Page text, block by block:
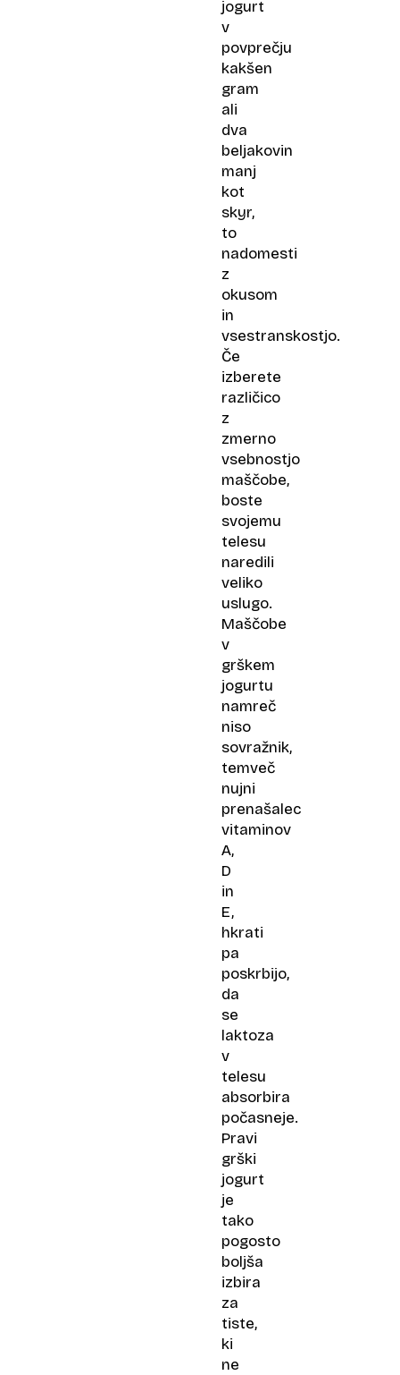
jogurt
v
povprečju
kakšen
gram
ali
dva
beljakovin
manj
kot
skyr,
to
nadomesti
z
okusom
in
vsestranskostjo.
Če
izberete
različico
z
zmerno
vsebnostjo
maščobe,
boste
svojemu
telesu
naredili
veliko
uslugo.
Maščobe
v
grškem
jogurtu
namreč
niso
sovražnik,
temveč
nujni
prenašalec
vitaminov
A,
D
in
E,
hkrati
pa
poskrbijo,
da
se
laktoza
v
telesu
absorbira
počasneje.
Pravi
grški
jogurt
je
tako
pogosto
boljša
izbira
za
tiste,
ki
ne